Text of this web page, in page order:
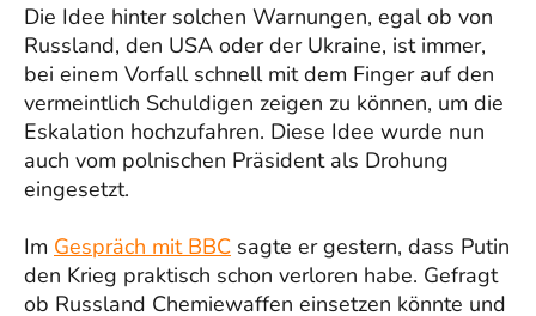
Die Idee hinter solchen Warnungen, egal ob von
Russland, den USA oder der Ukraine, ist immer,
bei einem Vorfall schnell mit dem Finger auf den
vermeintlich Schuldigen zeigen zu können, um die
Eskalation hochzufahren. Diese Idee wurde nun
auch vom polnischen Präsident als Drohung
eingesetzt.
Im Gespräch mit BBC sagte er gestern, dass Putin
den Krieg praktisch schon verloren habe. Gefragt
ob Russland Chemiewaffen einsetzen könnte und